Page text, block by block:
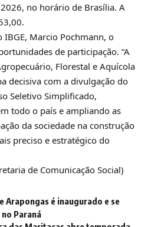
no horário de Brasília. A
Marcio Pochmann, o
de participação. “A
Florestal e Aquícola
decisiva com a divulgação do
Seletivo Simplificado,
todo o país e ampliando as
da sociedade na construção
preciso e estratégico do
de Comunicação Social)
Arapongas é inaugurado e se
Paraná